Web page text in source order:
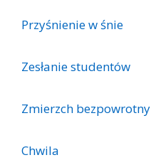
Przyśnienie w śnie
Zesłanie studentów
Zmierzch bezpowrotny
Chwila